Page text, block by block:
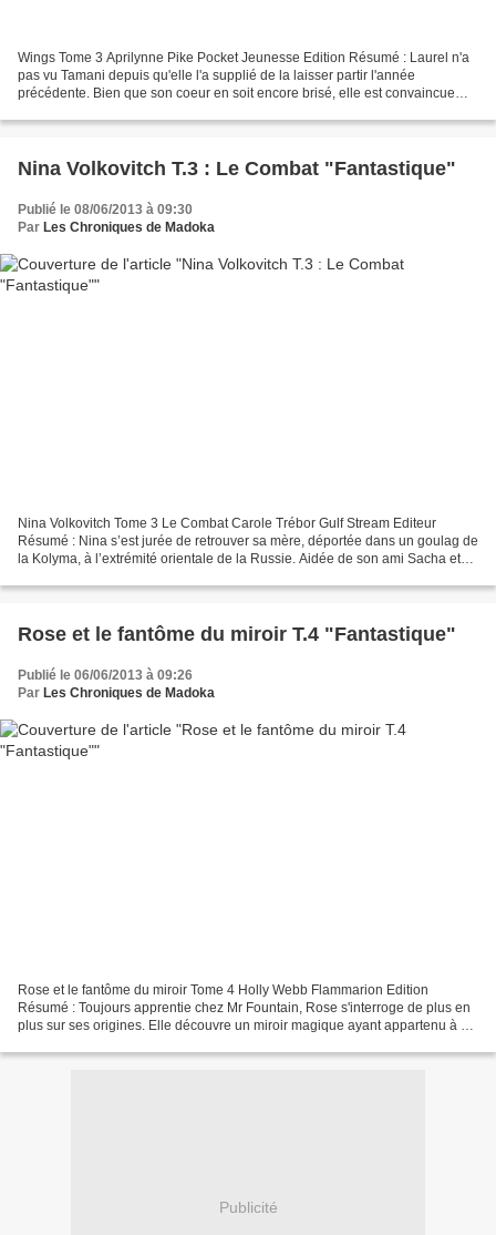
Wings Tome 3 Aprilynne Pike Pocket Jeunesse Edition Résumé : Laurel n'a
pas vu Tamani depuis qu'elle l'a supplié de la laisser partir l'année
précédente. Bien que son coeur en soit encore brisé, elle est convaincue
Nina Volkovitch T.3 : Le Combat "Fantastique"
Publié le 08/06/2013 à 09:30
Par Les Chroniques de Madoka
Nina Volkovitch Tome 3 Le Combat Carole Trébor Gulf Stream Editeur
Résumé : Nina s’est jurée de retrouver sa mère, déportée dans un goulag de
la Kolyma, à l’extrémité orientale de la Russie. Aidée de son ami Sacha et
Rose et le fantôme du miroir T.4 "Fantastique"
Publié le 06/06/2013 à 09:26
Par Les Chroniques de Madoka
Rose et le fantôme du miroir Tome 4 Holly Webb Flammarion Edition
Résumé : Toujours apprentie chez Mr Fountain, Rose s'interroge de plus en
plus sur ses origines. Elle découvre un miroir magique ayant appartenu à sa
Publicité